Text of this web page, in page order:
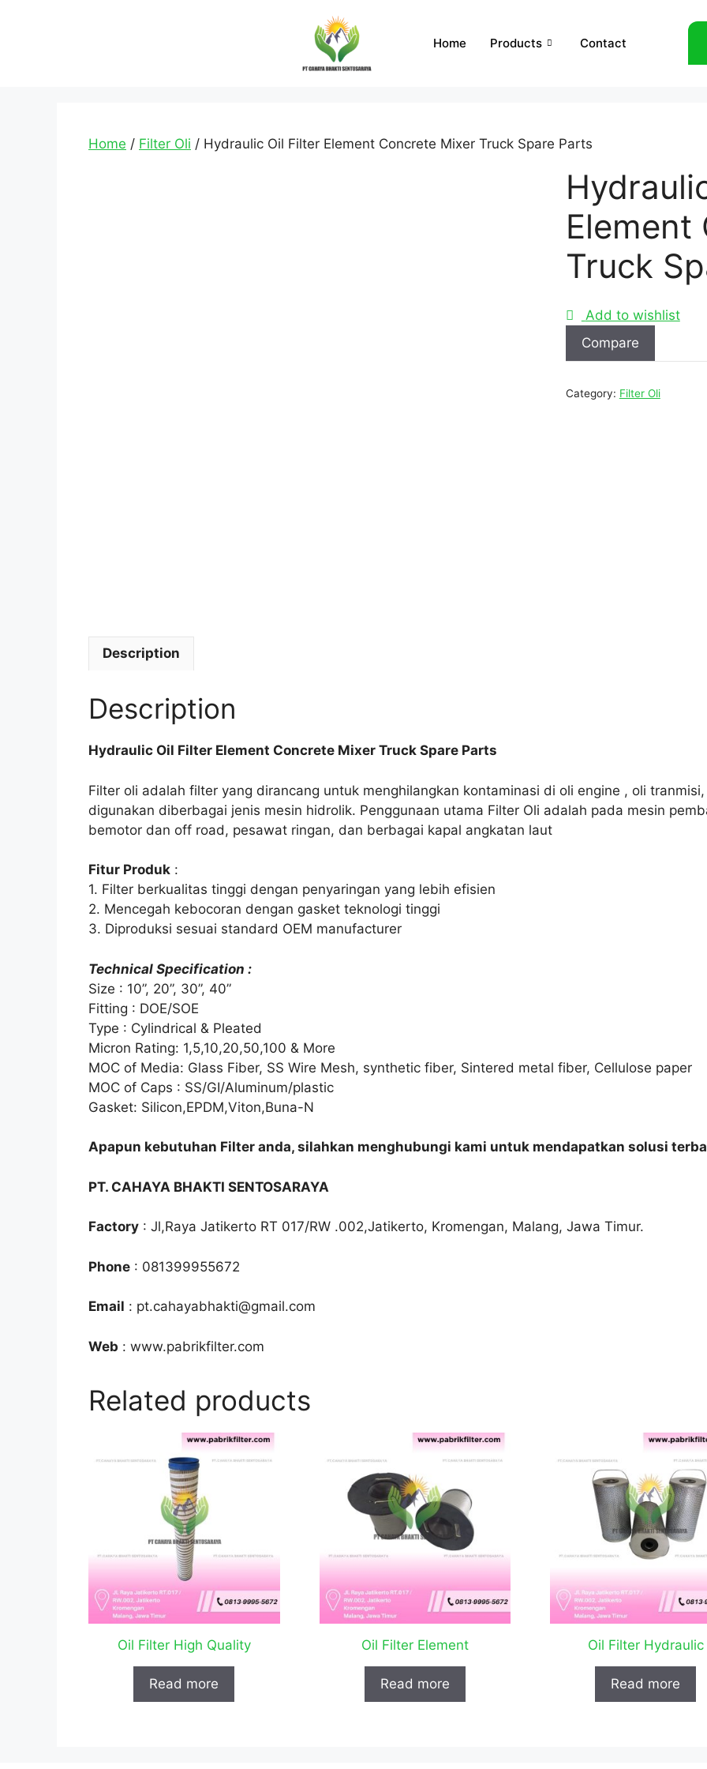
Home Products Contact
Home / Filter Oli / Hydraulic Oil Filter Element Concrete Mixer Truck Spare Parts
Element
Truck
Add to wishlist
Compare
Category: Filter Oli
Description
Description
Hydraulic Oil Filter Element Concrete Mixer Truck Spare Parts
Filter oli adalah filter yang dirancang untuk menghilangkan kontaminasi di oli engine , oli
digunakan diberbagai jenis mesin hidrolik. Penggunaan utama Filter Oli adalah pada mesin
bemotor dan off road, pesawat ringan, dan berbagai kapal angkatan laut
Fitur Produk :
1. Filter berkualitas tinggi dengan penyaringan yang lebih efisien
2. Mencegah kebocoran dengan gasket teknologi tinggi
3. Diproduksi sesuai standard OEM manufacturer
Technical Specification :
Size : 10”, 20”, 30”, 40”
Fitting : DOE/SOE
Type : Cylindrical & Pleated
Micron Rating: 1,5,10,20,50,100 & More
MOC of Media: Glass Fiber, SS Wire Mesh, synthetic fiber, Sintered metal fiber, Cellulose paper
MOC of Caps : SS/GI/Aluminum/plastic
Gasket: Silicon,EPDM,Viton,Buna-N
Apapun kebutuhan Filter anda, silahkan menghubungi kami untuk mendapatkan solusi
PT. CAHAYA BHAKTI SENTOSARAYA
Factory : Jl,Raya Jatikerto RT 017/RW .002,Jatikerto, Kromengan, Malang, Jawa Timur.
Phone : 081399955672
Email : pt.cahayabhakti@gmail.com
Web : www.pabrikfilter.com
Related products
Oil Filter High Quality
Read more
Oil Filter Element
Read more
Oil Filter Hydraulic
Read more